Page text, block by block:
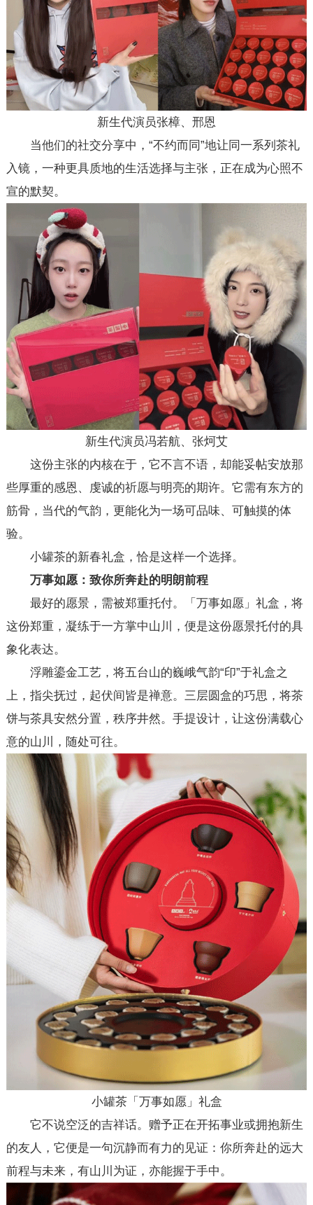
新生代演员张樟、邢恩
当他们的社交分享中，“不约而同”地让同一系列茶礼
入镜，一种更具质地的生活选择与主张，正在成为心照不
宣的默契。
新生代演员冯若航、张炣艾
这份主张的内核在于，它不言不语，却能妥帖安放那
些厚重的感恩、虔诚的祈愿与明亮的期许。它需有东方的
筋骨，当代的气韵，更能化为一场可品味、可触摸的体
验。
小罐茶的新春礼盒，恰是这样一个选择。
万事如愿：致你所奔赴的明朗前程
最好的愿景，需被郑重托付。「万事如愿」礼盒，将
这份郑重，凝练于一方掌中山川，便是这份愿景托付的具
象化表达。
浮雕鎏金工艺，将五台山的巍峨气韵“印”于礼盒之
上，指尖抚过，起伏间皆是禅意。三层圆盒的巧思，将茶
饼与茶具安然分置，秩序井然。手提设计，让这份满载心
意的山川，随处可往。
小罐茶「万事如愿」礼盒
它不说空泛的吉祥话。赠予正在开拓事业或拥抱新生
的友人，它便是一句沉静而有力的见证：你所奔赴的远大
前程与未来，有山川为证，亦能握于手中。